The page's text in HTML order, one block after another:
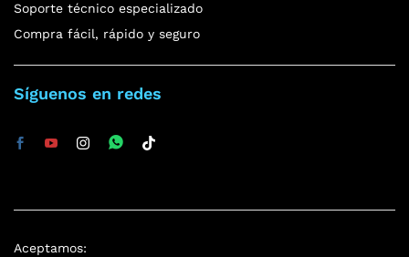
Soporte técnico especializado
Compra fácil, rápido y seguro
Síguenos en redes
Aceptamos: